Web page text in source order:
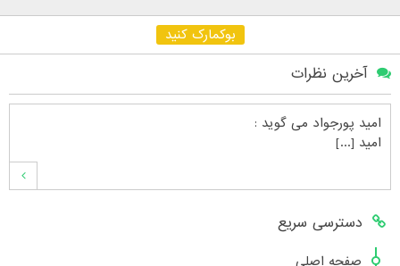
بوکمارک کنید
آخرین نظرات
امید پورجواد می گوید :
امید [...]
محمدشهنوازیمی گوید :
سلام بنده محمد شهنوازی فقط بوسیله ا [...]
دسترسی سریع
صفحه اصلی